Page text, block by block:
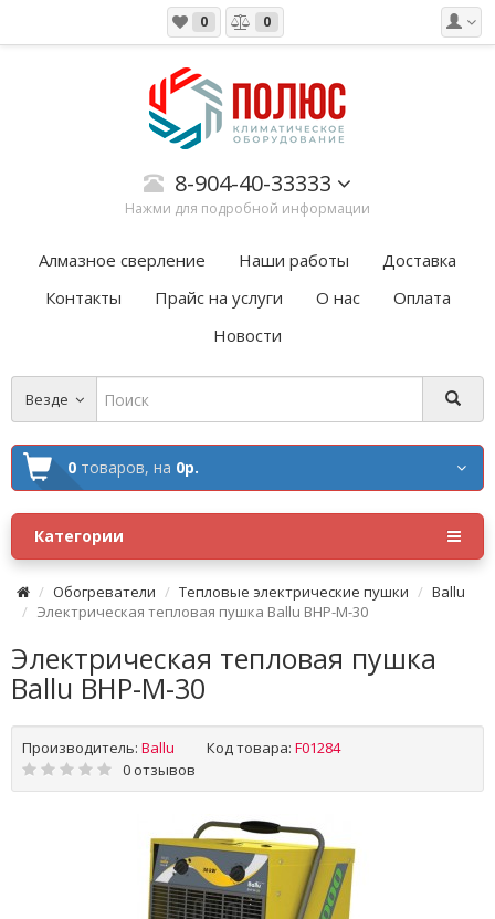
0 0
8-904-40-33333
Нажми для подробной информации
Алмазное сверление Наши работы
Доставка
Контакты
Прайс на услуги О нас
Оплата
Новости
Везде
0 товаров, на 0р.
Категории
Обогреватели Тепловые электрические пушки
Ballu
Электрическая тепловая пушка Ballu BHP-M-30
Электрическая тепловая пушка
Ballu BHP-M-30
Производитель: Ballu Код товара: F01284
0 отзывов